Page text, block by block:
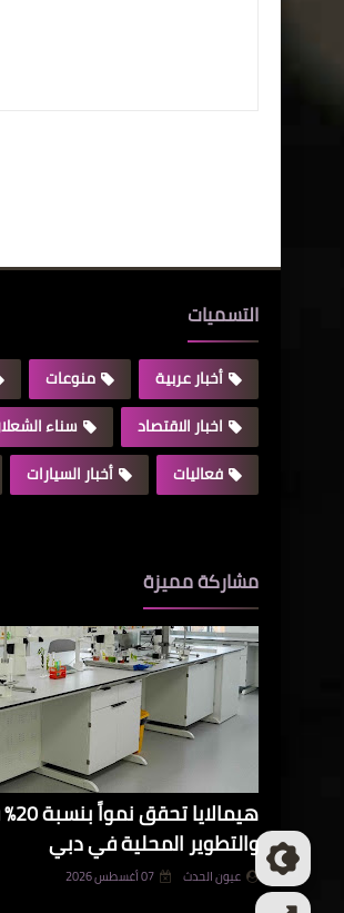
التسميات
أخبار عربية منوعات
اخبار الاقتصاد
سناء
فعاليات
أخبار السيارات
مشاركة مميزة
والتطوير المحلية في دبي
عيون الحدث 07 أغسطس 2026